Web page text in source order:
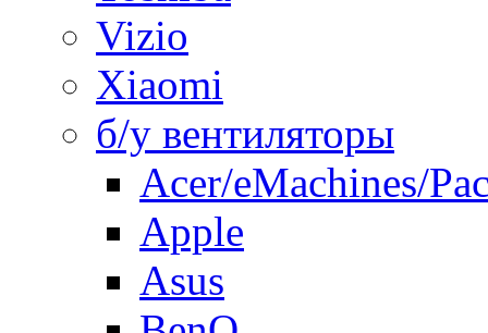
Vizio
Xiaomi
б/у вентиляторы
Acer/eMachines/
Apple
Asus